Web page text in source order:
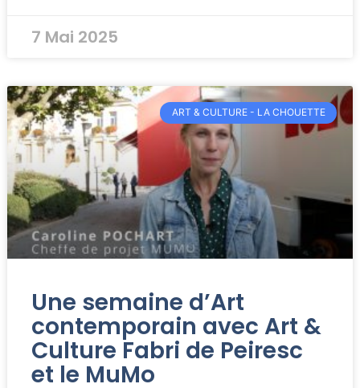
7 Mai 2025
ART & CULTURE - LA CHOUETTE
Une semaine d’Art
contemporain avec Art &
Culture Fabri de Peiresc
et le MuMo